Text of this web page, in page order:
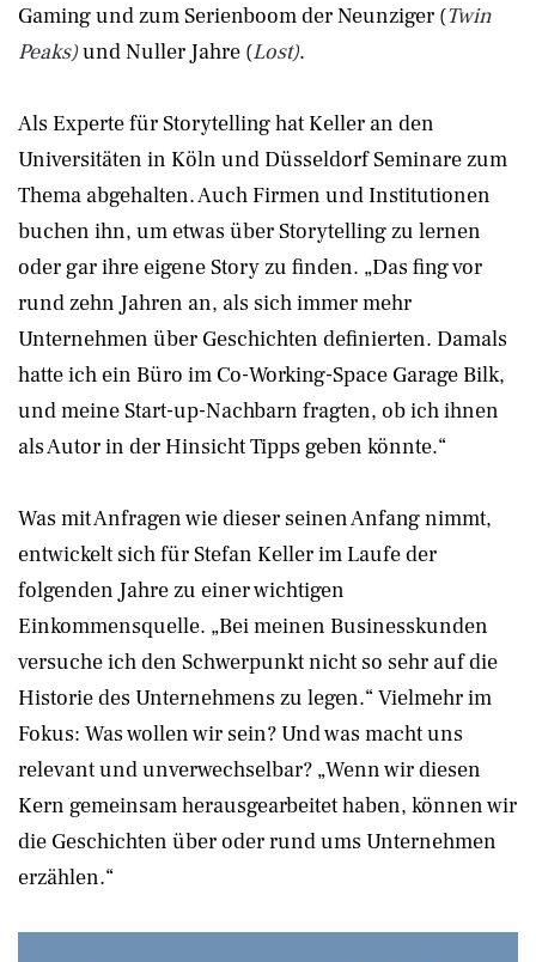
Gaming und zum Serienboom der Neunziger (Twin
Peaks)und Nuller Jahre (Lost).
Als Experte für Storytelling hat Keller an den
Universitäten in Köln und Düsseldorf Seminare zum
Thema abgehalten. Auch Firmen und Institutionen
buchen ihn, um etwas über Storytelling zu lernen
oder gar ihre eigene Story zu finden. „Das fing vor
rund zehn Jahren an, als sich immer mehr
Unternehmen über Geschichten definierten. Damals
hatte ich ein Büro im Co-Working-Space Garage Bilk,
und meine Start-up-Nachbarn fragten, ob ich ihnen
als Autor in der Hinsicht Tipps geben könnte.“
Was mit Anfragen wie dieser seinen Anfang nimmt,
entwickelt sich für Stefan Keller im Laufe der
folgenden Jahre zu einer wichtigen
Einkommensquelle. „Bei meinen Businesskunden
versuche ich den Schwerpunkt nicht so sehr auf die
Historie des Unternehmens zu legen.“ Vielmehr im
Fokus: Was wollen wir sein? Und was macht uns
relevant und unverwechselbar? „Wenn wir diesen
Kern gemeinsam herausgearbeitet haben, können wir
die Geschichten über oder rund ums Unternehmen
erzählen.“